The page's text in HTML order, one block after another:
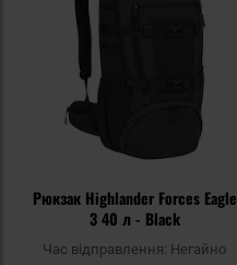
Рюкзак Highlander Forces Eagle
3 40 л - Black
Час відправлення: Негайно